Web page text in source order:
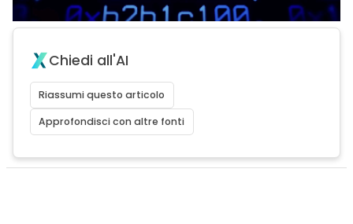
Chiedi all'AI
Riassumi questo articolo
Approfondisci con altre fonti